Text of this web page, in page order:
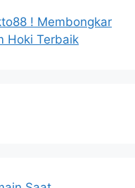
! Membongkar
Hoki Terbaik